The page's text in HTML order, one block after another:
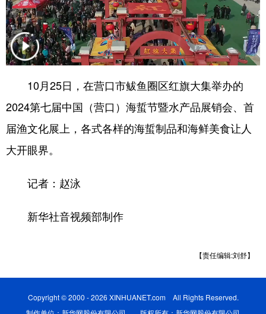
北京 天津 河北 山西
辽宁 吉林 上海 江苏
浙江 安徽 福建 江西
山东 河南 湖北 湖南
四川
新疆
10月25日，在营口市鲅鱼圈区红旗大集举办的
2024第七届中国（营口）海蜇节暨水产品展销会、首
届渔文化展上，各式各样的海蜇制品和海鲜美食让人
大开眼界。
记者：赵泳
新华社音视频部制作
【责任编辑:刘舒】
Copyright © 2000 - 2026 XINHUANET.com All Rights Reserved.